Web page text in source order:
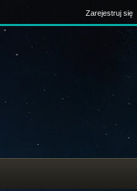
Zarejestruj się